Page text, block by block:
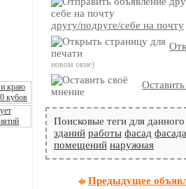
другу/подруге/себе на почту
новом окне)
Поисковые теги для
зданий работы фасад
помещений наружная
Предыдущее